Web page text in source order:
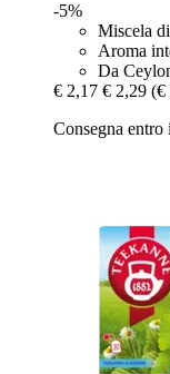
-5%
Miscela
Aroma
Da
€ 2,17 € 2,29 (€
Consegna